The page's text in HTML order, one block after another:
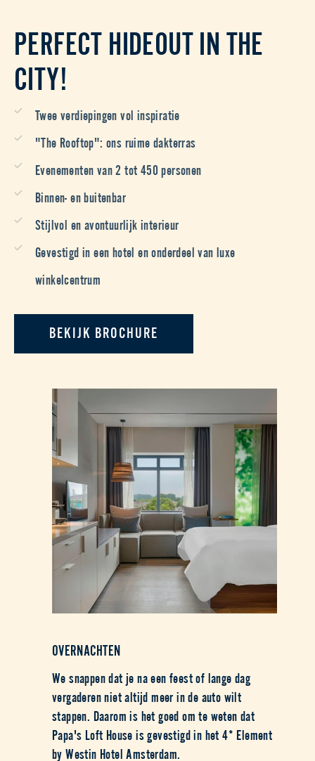
PERFECT HIDEOUT IN THE
CITY!
Twee verdiepingen vol inspiratie
"The Rooftop": ons ruime dakterras
Evenementen van 2 tot 450 personen
Binnen- en buitenbar
Stijlvol en avontuurlijk interieur
Gevestigd in een hotel en onderdeel van luxe
winkelcentrum
BEKIJK BROCHURE
OVERNACHTEN
We snappen dat je na een feest of lange dag
vergaderen niet altijd meer in de auto wilt
stappen. Daarom is het goed om te weten dat
Papa's Loft House is gevestigd in het 4* Element
by Westin Hotel Amsterdam.